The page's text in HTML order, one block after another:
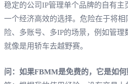
稳定的公司IP管理单个品牌的自有主
一个经济高效的选择。危险在于将
险、多账号、多IP的场景，例如管
就像是用轿车去越野赛。
问：如果FBMM是免费的，它是如何